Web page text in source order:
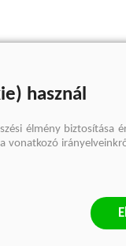
használ
élmény biztosítása
vonatkozó